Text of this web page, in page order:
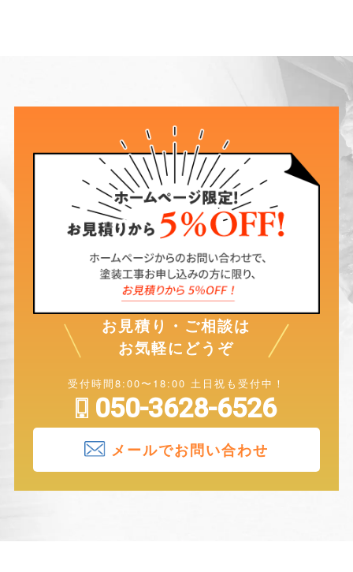
お見積り・ご相談は
お気軽にどうぞ
受付時間8:00〜18:00 土日祝も受付中！
050-3628-6526
メールでお問い合わせ